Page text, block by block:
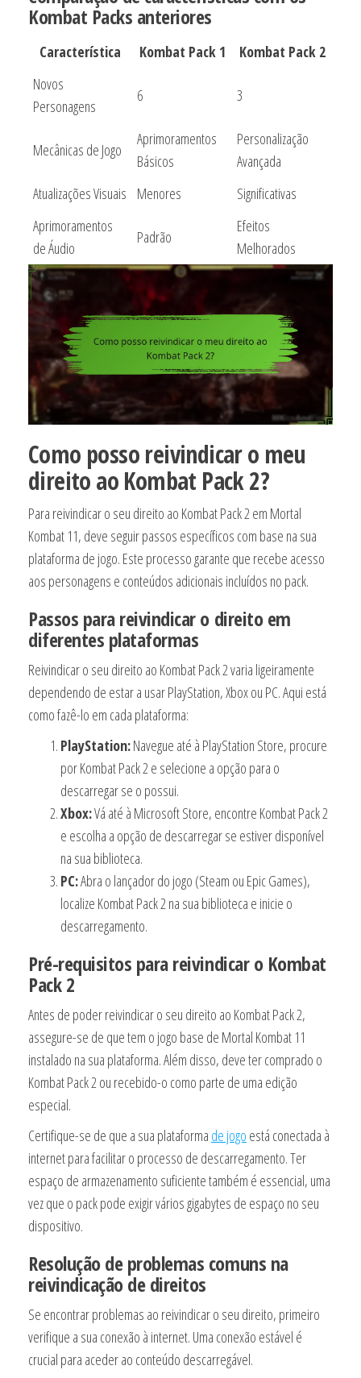
Kombat Packs anteriores
Característica Kombat Pack 1
Kombat Pack 2
Novos
Personagens
6 3
Mecânicas de Jogo
Aprimoramentos
Básicos
Personalização
Avançada
Atualizações Visuais
Menores
Significativas
Aprimoramentos
de Áudio
Padrão
Efeitos
Melhorados
Como posso reivindicar o meu
direito ao Kombat Pack 2?
Para reivindicar o seu direito ao Kombat Pack 2 em Mortal
Kombat 11, deve seguir passos específicos com base na sua
plataforma de jogo. Este processo garante que recebe acesso
aos personagens e conteúdos adicionais incluídos no pack.
Passos para reivindicar o direito em
diferentes plataformas
Reivindicar o seu direito ao Kombat Pack 2 varia ligeiramente
dependendo de estar a usar PlayStation, Xbox ou PC. Aqui está
como fazê-lo em cada plataforma:
PlayStation:Navegue até à PlayStation Store, procure
por Kombat Pack 2 e selecione a opção para o
descarregar se o possui.
Xbox:Vá até à Microsoft Store, encontre Kombat Pack 2
e escolha a opção de descarregar se estiver disponível
na sua biblioteca.
PC:Abra o lançador do jogo (Steam ou Epic Games),
localize Kombat Pack 2 na sua biblioteca e inicie o
descarregamento.
Pré-requisitos para reivindicar o Kombat
Pack 2
Antes de poder reivindicar o seu direito ao Kombat Pack 2,
assegure-se de que tem o jogo base de Mortal Kombat 11
instalado na sua plataforma. Além disso, deve ter comprado o
Kombat Pack 2 ou recebido-o como parte de uma edição
especial.
Certifique-se de que a sua plataforma de jogo está conectada à
internet para facilitar o processo de descarregamento. Ter
espaço de armazenamento suficiente também é essencial, uma
vez que o pack pode exigir vários gigabytes de espaço no seu
dispositivo.
Resolução de problemas comuns na
reivindicação de direitos
Se encontrar problemas ao reivindicar o seu direito, primeiro
verifique a sua conexão à internet. Uma conexão estável é
crucial para aceder ao conteúdo descarregável.